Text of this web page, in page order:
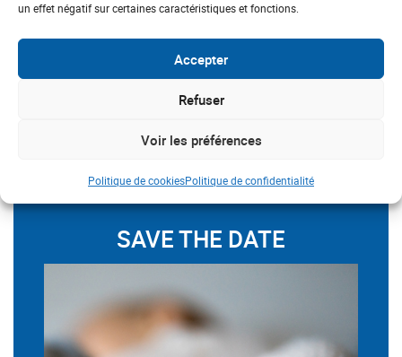
un effet négatif sur certaines caractéristiques et fonctions.
Accepter
Refuser
Voir les préférences
Politique de cookiesPolitique de confidentialité
3
4 5 6 7 8
17
18 19 20 21 22
23
27
2 3 4
SAVE THE DATE